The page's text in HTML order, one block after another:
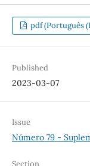
pdf (Português
Published
2023-03-07
Issue
Número 79 -
Section